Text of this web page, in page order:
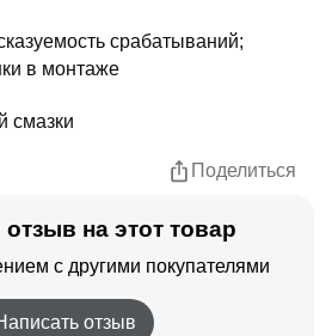
по месту,
потребовала
чем ожидал, но после
стало более
но нужно помнить о
рабочую нагрузку.
срабатываний;
в монтаже
смазки
Поделиться
на этот товар
с другими покупателями
отзыв